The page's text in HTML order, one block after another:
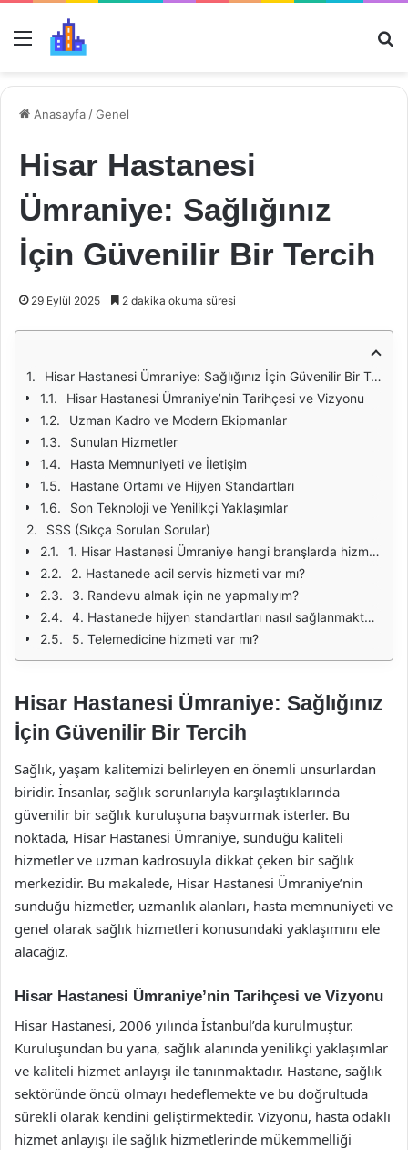
Menü
Anasayfa /Genel
Hisar Hastanesi
Ümraniye: Sağlığınız
İçin Güvenilir Bir Tercih
29 Eylül 2025 2 dakika okuma süresi
Hisar Hastanesi Ümraniye: Sağlığınız İçin Güvenilir Bir Tercih
Hisar Hastanesi Ümraniye’nin Tarihçesi ve Vizyonu
Uzman Kadro ve Modern Ekipmanlar
Sunulan Hizmetler
Hasta Memnuniyeti ve İletişim
Hastane Ortamı ve Hijyen Standartları
Son Teknoloji ve Yenilikçi Yaklaşımlar
SSS (Sıkça Sorulan Sorular)
1. Hisar Hastanesi Ümraniye hangi branşlarda hizmet vermektedir?
2. Hastanede acil servis hizmeti var mı?
3. Randevu almak için ne yapmalıyım?
4. Hastanede hijyen standartları nasıl sağlanmaktadır?
5. Telemedicine hizmeti var mı?
Hisar Hastanesi Ümraniye: Sağlığınız
İçin Güvenilir Bir Tercih
Sağlık, yaşam kalitemizi belirleyen en önemli unsurlardan
biridir. İnsanlar, sağlık sorunlarıyla karşılaştıklarında
güvenilir bir sağlık kuruluşuna başvurmak isterler. Bu
noktada, Hisar Hastanesi Ümraniye, sunduğu kaliteli
hizmetler ve uzman kadrosuyla dikkat çeken bir sağlık
merkezidir. Bu makalede, Hisar Hastanesi Ümraniye’nin
sunduğu hizmetler, uzmanlık alanları, hasta memnuniyeti ve
genel olarak sağlık hizmetleri konusundaki yaklaşımını ele
alacağız.
Hisar Hastanesi Ümraniye’nin Tarihçesi ve Vizyonu
Hisar Hastanesi, 2006 yılında İstanbul’da kurulmuştur.
Kuruluşundan bu yana, sağlık alanında yenilikçi yaklaşımlar
ve kaliteli hizmet anlayışı ile tanınmaktadır. Hastane, sağlık
sektöründe öncü olmayı hedeflemekte ve bu doğrultuda
sürekli olarak kendini geliştirmektedir. Vizyonu, hasta odaklı
hizmet anlayışı ile sağlık hizmetlerinde mükemmelliği